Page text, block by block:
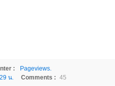
น.
:
Pageviews.
Comments : 45